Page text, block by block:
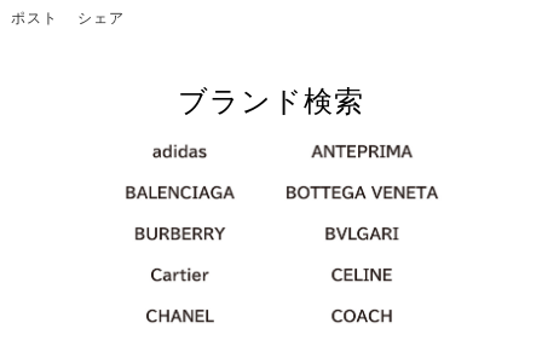
シェア
ポスト
ブランド検索